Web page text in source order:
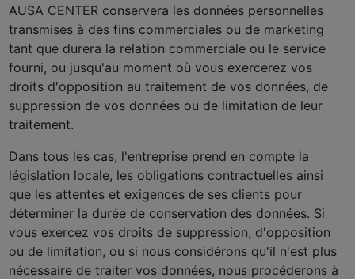
AUSA CENTER conservera les données personnelles
transmises à des fins commerciales ou de marketing
tant que durera la relation commerciale ou le service
fourni, ou jusqu'au moment où vous exercerez vos
droits d'opposition au traitement de vos données, de
suppression de vos données ou de limitation de leur
traitement.
Dans tous les cas, l'entreprise prend en compte la
législation locale, les obligations contractuelles ainsi
que les attentes et exigences de ses clients pour
déterminer la durée de conservation des données. Si
vous exercez vos droits de suppression, d'opposition
ou de limitation, ou si nous considérons qu'il n'est plus
nécessaire de traiter vos données, nous procéderons à